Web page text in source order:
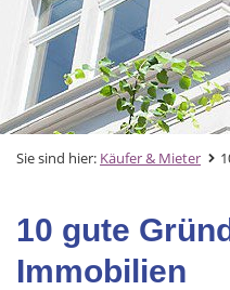
Sie sind hier: Käufer & Mieter
10 gute
Immobilien